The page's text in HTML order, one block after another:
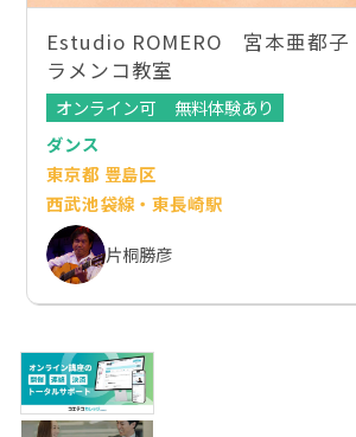
Estudio ROMERO 宮本亜都子
ラメンコ教室
オンライン可
無料体験あり
ダンス
東京都 豊島区
西武池袋線・東長崎駅
片桐勝彦